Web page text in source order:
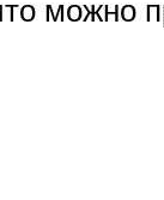
можно